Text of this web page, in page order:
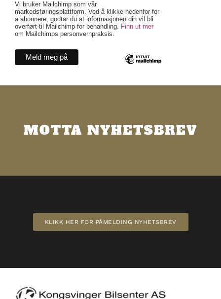
Vi bruker Mailchimp som vår
markedsføringsplattform. Ved å klikke nedenfor for
å abonnere, godtar du at informasjonen din vil bli
overført til Mailchimp for behandling. Finn ut mer
om Mailchimps personvernpraksis.
MOTTA NYHETSBREV
KLIKK HER FOR PÅMELDING NYHETSBREV